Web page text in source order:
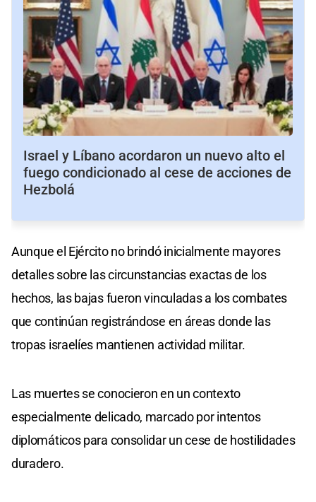
Israel y Líbano acordaron un nuevo alto el
fuego condicionado al cese de acciones de
Hezbolá
Aunque el Ejército no brindó inicialmente mayores
detalles sobre las circunstancias exactas de los
hechos, las bajas fueron vinculadas a los combates
que continúan registrándose en áreas donde las
tropas israelíes mantienen actividad militar.
Las muertes se conocieron en un contexto
especialmente delicado, marcado por intentos
diplomáticos para consolidar un cese de hostilidades
duradero.